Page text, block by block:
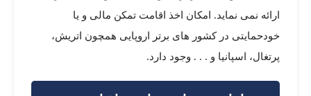
ارائه نمی نماید. امکان اخذ اقامت تمکن مالی و یا
خودحمایتی در کشور های برتر اروپایی همچون اتریش،
پرتغال، اسپانیا و . . . وجود دارد.